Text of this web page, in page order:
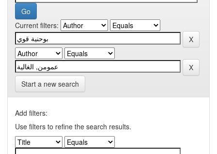
Current filters:
Start a new search
Add filters:
Use filters to refine the search results.